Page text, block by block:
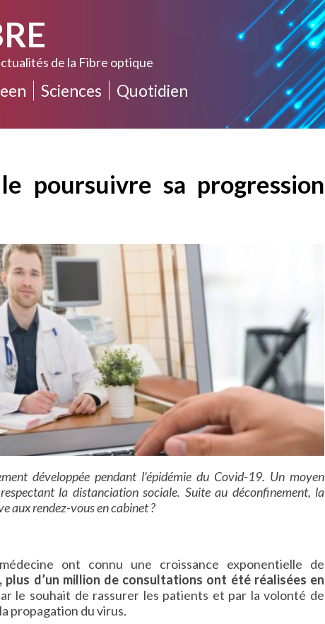
de la Fibre optique
Sciences Quotidien
poursuivre sa progression
développée pendant l’épidémie du Covid-19. Un moyen
la distanciation sociale. Suite au déconfinement, la
aux rendez-vous en cabinet ?
ont connu une croissance exponentielle de
plus d’un million de consultations ont été réalisées en
le souhait de rassurer les patients et par la volonté de
propagation du virus.